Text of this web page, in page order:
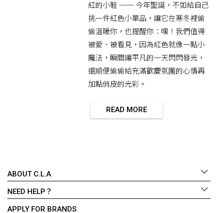
紅的小鞋 ── 今年聖誕，不如給自己
挑一件紅色小單品，讓它在寒冬裡偷
偷溫暖你，也提醒你：嘿！我們值得
被愛、被看見，因為紅色就像一點小
魔法，瞬間讓平凡的一天閃閃發光，
還順便偷偷給充滿歡慶氛圍的心情再
加點俏皮的光彩。
READ MORE
ABOUT C.L.A
NEED HELP？
APPLY FOR BRANDS